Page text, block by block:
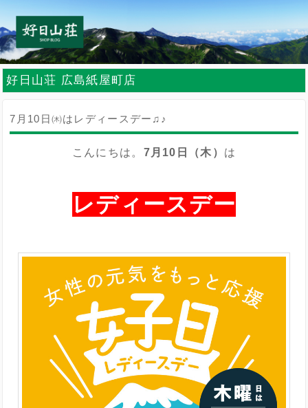
好日山荘 広島紙屋町店
7月10日㈭はレディースデー♫♪
こんにちは。 7月10日（木） は
レディースデー